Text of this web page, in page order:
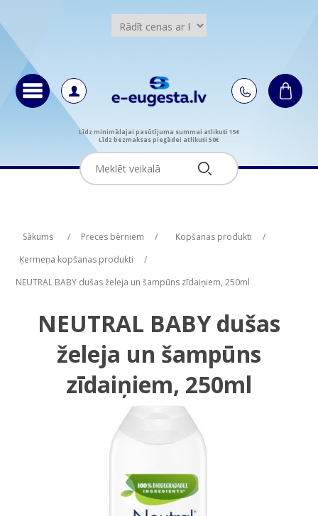
Līdz minimālajai pasūtījuma summai atlikuši 15€
Līdz bezmaksas piegādei atlikuši 50€
Sākums / Preces bērniem / Kopšanas produkti
/
Ķermeņa kopšanas produkti
/
NEUTRAL BABY dušas želeja un šampūns zīdaiņiem, 250ml
NEUTRAL BABY dušas
želeja un šampūns
zīdaiņiem, 250ml